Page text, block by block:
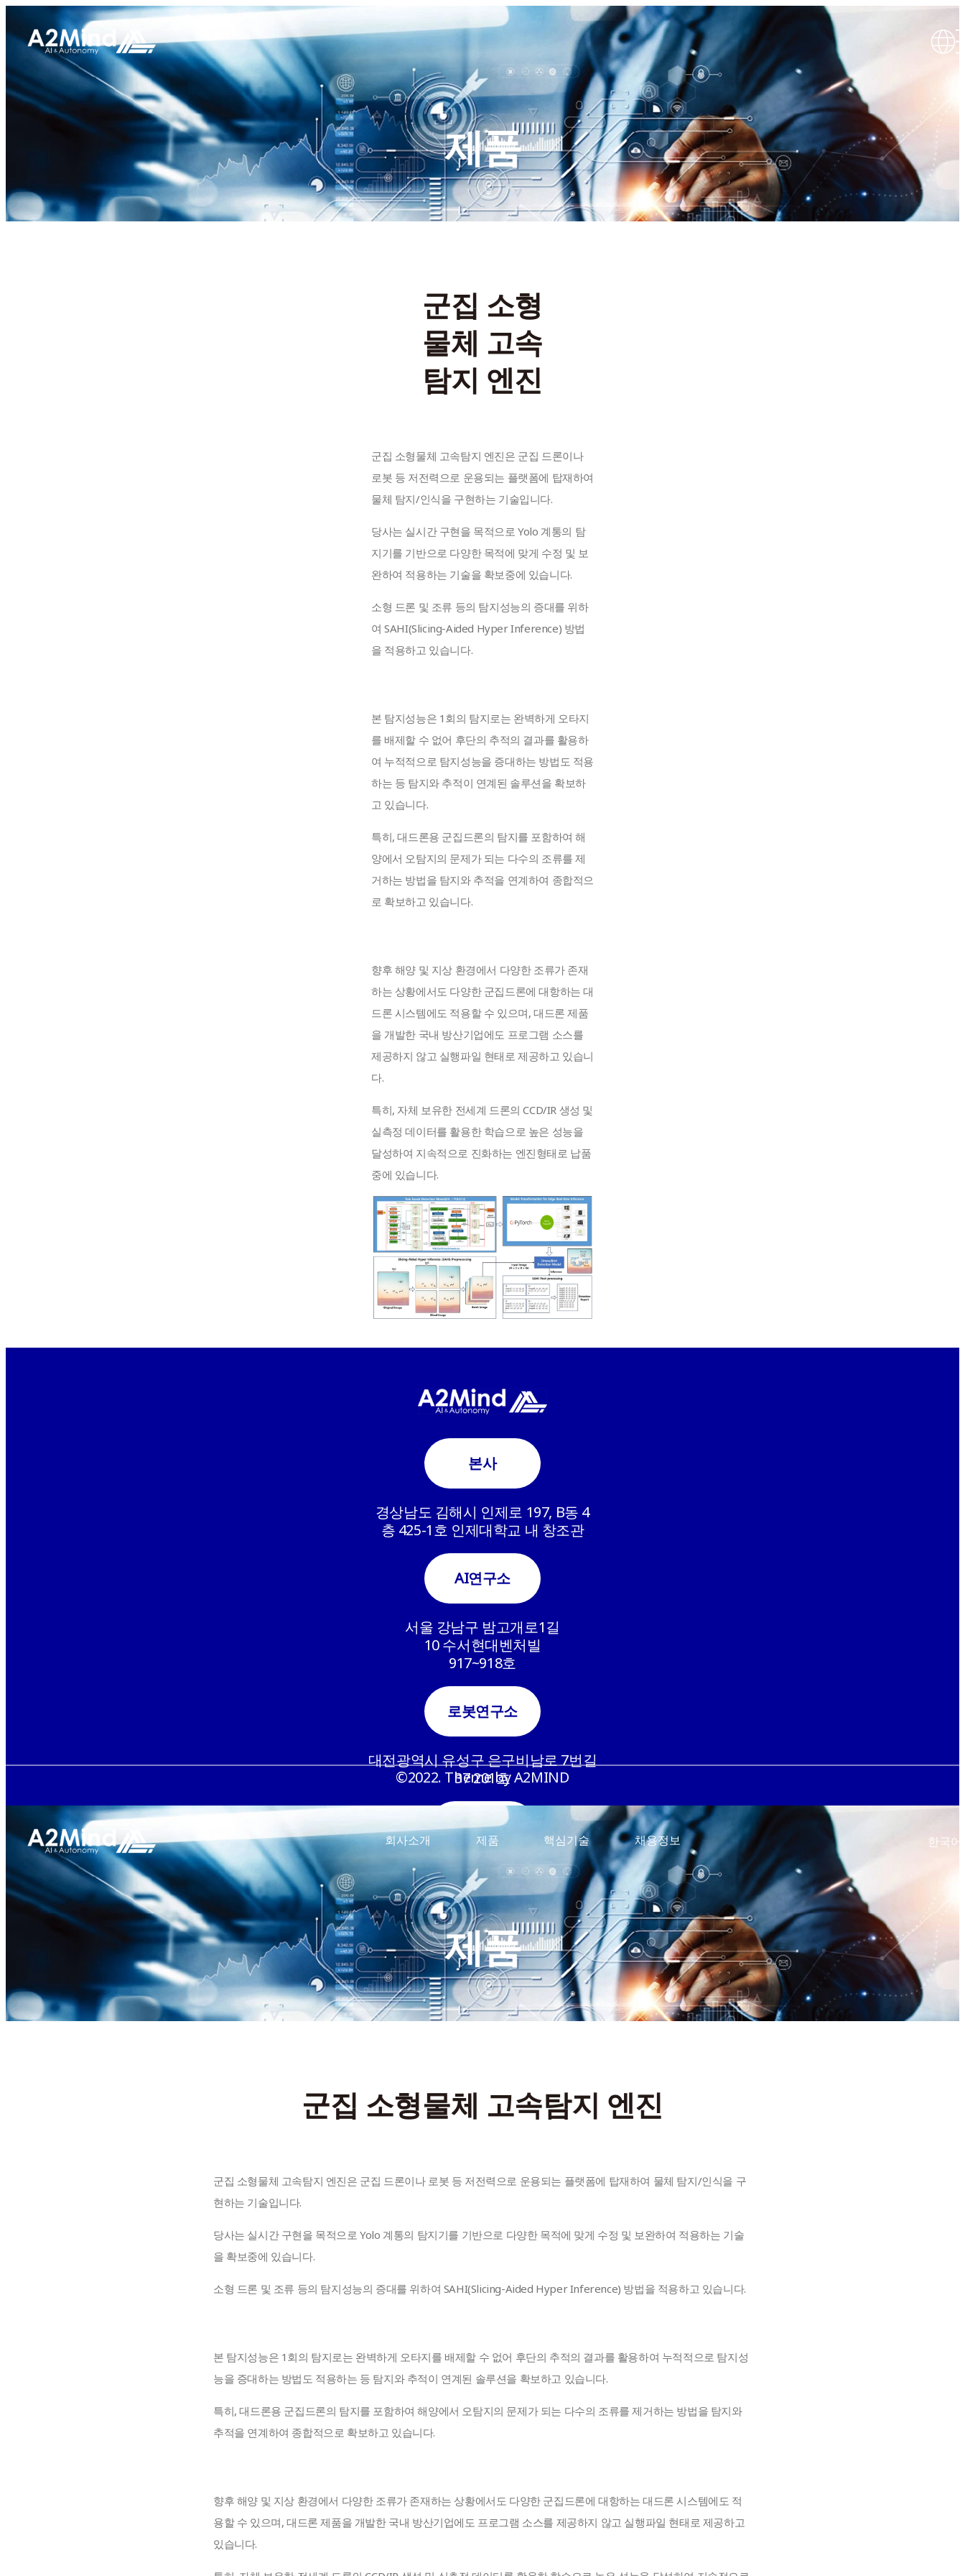
제품
군집 소형
물체 고속
탐지 엔진
군집 소형물체 고속탐지 엔진은 군집 드론이나
로봇 등 저전력으로 운용되는 플랫폼에 탑재하여
물체 탐지/인식을 구현하는 기술입니다.
당사는 실시간 구현을 목적으로 Yolo 계통의 탐
지기를 기반으로 다양한 목적에 맞게 수정 및 보
완하여 적용하는 기술을 확보중에 있습니다.
소형 드론 및 조류 등의 탐지성능의 증대를 위하
여 SAHI(Slicing-Aided Hyper Inference) 방법
을 적용하고 있습니다.
본 탐지성능은 1회의 탐지로는 완벽하게 오타지
를 배제할 수 없어 후단의 추적의 결과를 활용하
여 누적적으로 탐지성능을 증대하는 방법도 적용
하는 등 탐지와 추적이 연계된 솔루션을 확보하
고 있습니다.
특히, 대드론용 군집드론의 탐지를 포함하여 해
양에서 오탐지의 문제가 되는 다수의 조류를 제
거하는 방법을 탐지와 추적을 연계하여 종합적으
로 확보하고 있습니다.
향후 해양 및 지상 환경에서 다양한 조류가 존재
하는 상황에서도 다양한 군집드론에 대항하는 대
드론 시스템에도 적용할 수 있으며, 대드론 제품
을 개발한 국내 방산기업에도 프로그램 소스를
제공하지 않고 실행파일 현태로 제공하고 있습니
다.
특히, 자체 보유한 전세계 드론의 CCD/IR 생성 및
실측정 데이터를 활용한 학습으로 높은 성능을
달성하여 지속적으로 진화하는 엔진형태로 납품
중에 있습니다.
본사
경상남도 김해시 인제로 197, B동 4
층 425-1호 인제대학교 내 창조관
AI연구소
서울 강남구 밤고개로1길
10 수서현대벤처빌
917~918호
로봇연구소
대전광역시 유성구 은구비남로 7번길
37 201호
메카센터(생산)
경남 창원시 성산구 성산패총로38번길 2
전화 02-6949-2757
이메일 a2mind@a2mind.com
©2022. Theme by A2MIND
회사소개 제품 핵심기술 채용정보 한국어
제품
군집 소형물체 고속탐지 엔진
군집 소형물체 고속탐지 엔진은 군집 드론이나 로봇 등 저전력으로 운용되는 플랫폼에 탑재하여 물체 탐지/인식을 구
현하는 기술입니다.
당사는 실시간 구현을 목적으로 Yolo 계통의 탐지기를 기반으로 다양한 목적에 맞게 수정 및 보완하여 적용하는 기술
을 확보중에 있습니다.
소형 드론 및 조류 등의 탐지성능의 증대를 위하여 SAHI(Slicing-Aided Hyper Inference) 방법을 적용하고 있습니다.
본 탐지성능은 1회의 탐지로는 완벽하게 오타지를 배제할 수 없어 후단의 추적의 결과를 활용하여 누적적으로 탐지성
능을 증대하는 방법도 적용하는 등 탐지와 추적이 연계된 솔루션을 확보하고 있습니다.
특히, 대드론용 군집드론의 탐지를 포함하여 해양에서 오탐지의 문제가 되는 다수의 조류를 제거하는 방법을 탐지와
추적을 연계하여 종합적으로 확보하고 있습니다.
향후 해양 및 지상 환경에서 다양한 조류가 존재하는 상황에서도 다양한 군집드론에 대항하는 대드론 시스템에도 적
용할 수 있으며, 대드론 제품을 개발한 국내 방산기업에도 프로그램 소스를 제공하지 않고 실행파일 현태로 제공하고
있습니다.